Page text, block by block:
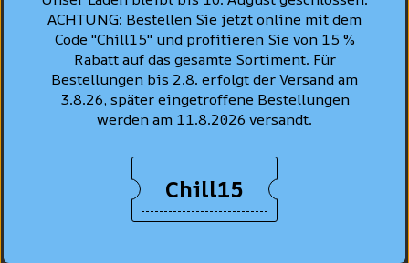
ACHTUNG: Bestellen Sie jetzt online mit dem
Code "Chill15" und profitieren Sie von 15 %
Rabatt auf das gesamte Sortiment. Für
Bestellungen bis 2.8. erfolgt der Versand am
3.8.26, später eingetroffene Bestellungen
werden am 11.8.2026 versandt.
Chill15